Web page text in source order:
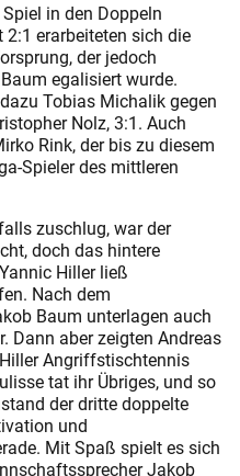
in den Doppeln
erarbeiteten sich die
der jedoch
egalisiert wurde.
Tobias Michalik gegen
Nolz, 3:1. Auch
Rink, der bis zu diesem
Spieler des mittleren
zuschlug, war der
doch das hintere
Hiller ließ
Nach dem
Baum unterlagen auch
Dann aber zeigten Andreas
Angriffstischtennis
tat ihr Übriges, und so
der dritte doppelte
und
Mit Spaß spielt es sich
Jakob